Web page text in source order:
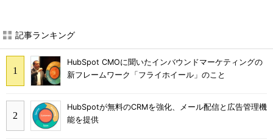
記事ランキング
HubSpot CMOに聞いたインバウンドマーケティングの
新フレームワーク「フライホイール」のこと
HubSpotが無料のCRMを強化、メール配信と広告管理機
能を提供